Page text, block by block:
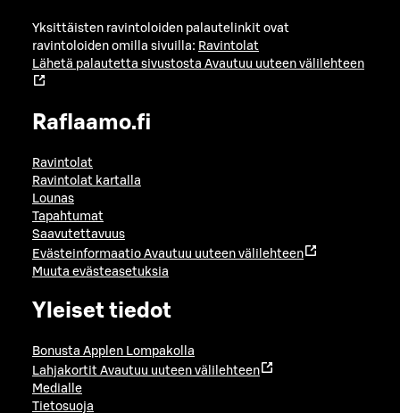
Yksittäisten ravintoloiden palautelinkit ovat
ravintoloiden omilla sivuilla: Ravintolat
Lähetä palautetta sivustosta Avautuu uuteen välilehteen
Raflaamo.fi
Ravintolat
Ravintolat kartalla
Lounas
Tapahtumat
Saavutettavuus
Evästeinformaatio Avautuu uuteen välilehteen
Muuta evästeasetuksia
Yleiset tiedot
Bonusta Applen Lompakolla
Lahjakortit Avautuu uuteen välilehteen
Medialle
Tietosuoja